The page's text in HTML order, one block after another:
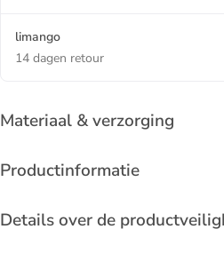
limango
14 dagen retour
Materiaal & verzorging
Productinformatie
Details over de